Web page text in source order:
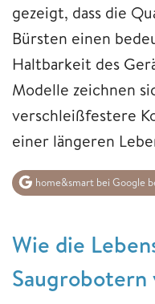
gezeigt, dass die
Bürsten einen
Haltbarkeit des
Modelle zeichnen
verschleißfestere
einer längeren
home&smart bei Google
Wie die